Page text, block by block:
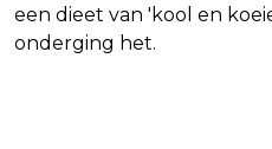
een dieet van 'kool en
onderging het.